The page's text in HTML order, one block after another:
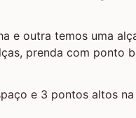
e outra temos uma
prenda com ponto
e 3 pontos altos na